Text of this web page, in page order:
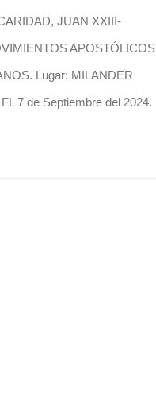
JUAN XXIII-
APOSTÓLICOS
Lugar: MILANDER
7 de Septiembre del 2024.